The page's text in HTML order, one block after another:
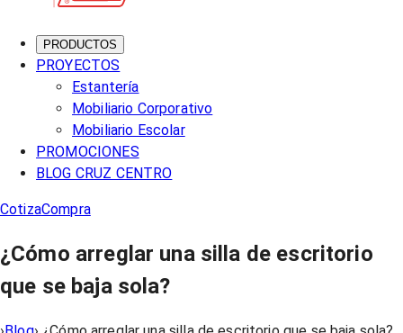
PRODUCTOS
PROYECTOS
Estantería
Mobiliario Corporativo
Mobiliario Escolar
PROMOCIONES
BLOG CRUZ CENTRO
CotizaCompra
¿Cómo arreglar una silla de escritorio
que se baja sola?